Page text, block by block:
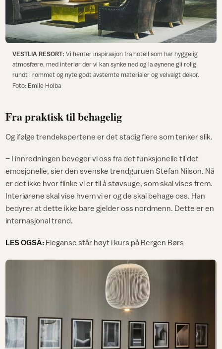
VESTLIA RESORT: Vi henter inspirasjon fra hotell som har hyggelig
atmosfære, med interiør der vi kan synke ned og la øynene gli rolig
rundt i rommet og nyte godt avstemte materialer og velvalgt dekor.
Foto: Emile Holba
Fra praktisk til behagelig
Og ifølge trendekspertene er det stadig flere som tenker slik.
– I innredningen beveger vi oss fra det funksjonelle til det
emosjonelle, sier den svenske trendguruen Stefan Nilson. Nå
er det ikke hvor flinke vi er til å støvsuge, som skal vises frem.
Interiørene skal vise hvem vi er og de skal behage oss. Han
bedyrer at dette ikke bare gjelder oss nordmenn. Dette er en
internasjonal trend.
LES OGSÅ: Eleganse står høyt i kurs på Bergen Børs